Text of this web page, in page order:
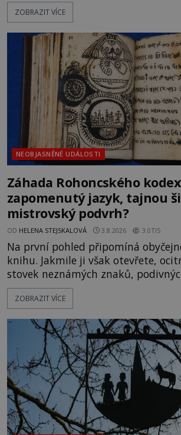
Sovětský svaz. Shoda dat je natolik
na legendě něco pravdy, nebo jde
souhru okolností? Když antropolog Michail
Gerasimov (1907-1970) a
ZOBRAZIT VÍCE
NEOBJASNĚNÉ UDÁLOSTI
Záhada Rohoncského
zapomenutý jazyk, tajnou
mistrovský podvrh?
OD HELENA STEJSKALOVÁ 3.8.2026 3.0TIS
Na první pohled připomíná
knihu. Jakmile ji však otevřete,
stovek neznámých znaků,
textu, který už téměř dvě století
pokusům o rozluštění. Rohoncský
jistotou neví, kdo jej napsal, kdy
vlastně vypráví. Rohoncský kodex se poprvé
objevuje v roce
ZOBRAZIT VÍCE